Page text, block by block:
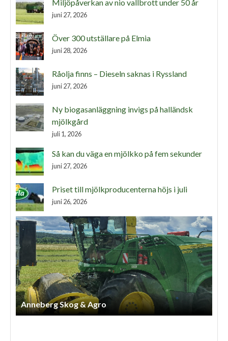
Miljöpåverkan av nio vallbrott under 50 år
juni 27, 2026
Över 300 utställare på Elmia
juni 28, 2026
Råolja finns – Dieseln saknas i Ryssland
juni 27, 2026
Ny biogasanläggning invigs på halländsk
mjölkgård
juli 1, 2026
Så kan du väga en mjölkko på fem sekunder
juni 27, 2026
Priset till mjölkproducenterna höjs i juli
juni 26, 2026
Anneberg Skog & Agro